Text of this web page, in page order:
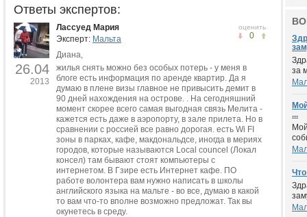
Ответы экспертов:
26.04
2013
оценить
0
Лассуед Мария
Эксперт: Мальта
Диана,
жилья снять можно без особых потерь - у меня в
блоге есть информация по аренде квартир. Да я
думаю в плене визы главное не привысить демит в
90 дней нахождения на острове. . На сегодняшний
момент скорее всего самая выгодная связь Мелита -
кажется есть даже в аэропорту, в зале прилета. Но в
сравнении с россией все равно дорогая. есть Wi FI
зоны в парках, кафе, макдональдсе, иногда в мериях
городов, которые называются Local councel (Локал
консел) там бывают стоят компьютеры с
интернетом. В Гзире есть Интернет кафе. ПО
работе волонтера вам нужно написать в школы
английского языка на мальте - во все, думаю в какой
то вам что-то вполне возможно предложат. Так вы
окунетесь в среду.
за
...